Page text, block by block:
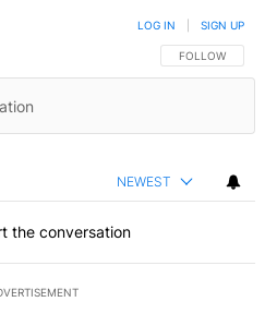
FOLLOW THIS
FOLLOW
LOG IN SIGN UP
NEWEST
the conversation